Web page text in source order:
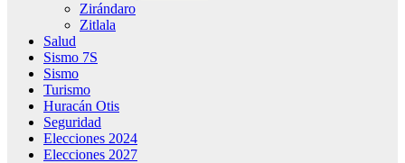
Zirándaro
Zitlala
Salud
Sismo 7S
Sismo
Turismo
Huracán Otis
Seguridad
Elecciones 2024
Elecciones 2027